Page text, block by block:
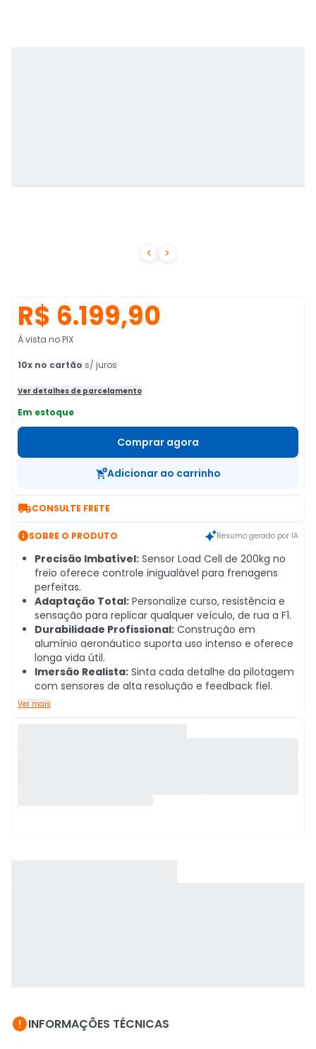
 
R$ 6.199,90
À vista no PIX
10x no cartão s/ juros
Ver detalhes de parcelamento
Em estoque
Comprar agora
Adicionar ao carrinho
CONSULTE FRETE
SOBRE O PRODUTO Resumo gerado por IA
Precisão Imbatível: Sensor Load Cell de 200kg no
freio oferece controle inigualável para frenagens
perfeitas.
Adaptação Total: Personalize curso, resistência e
sensação para replicar qualquer veículo, de rua a F1.
Durabilidade Profissional: Construção em
alumínio aeronáutico suporta uso intenso e oferece
longa vida útil.
Imersão Realista: Sinta cada detalhe da pilotagem
com sensores de alta resolução e feedback fiel.
Ver mais
INFORMAÇÕES TÉCNICAS